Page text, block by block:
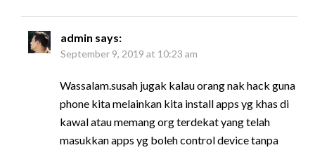
admin says:
September 9, 2019 at 10:23 am
Wassalam.susah jugak kalau orang nak hack guna
phone kita melainkan kita install apps yg khas di
kawal atau memang org terdekat yang telah
masukkan apps yg boleh control device tanpa